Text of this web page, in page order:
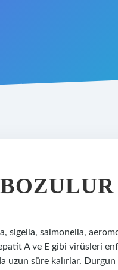
sigella, salmonella,
A ve E gibi virüsleri
uzun süre kalırlar.